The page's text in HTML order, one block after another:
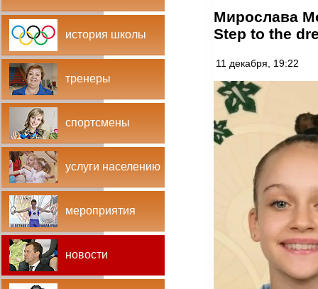
история школы
тренеры
спортсмены
услуги населению
мероприятия
новости
Мирослава
Step to the
11 декабря, 19:22